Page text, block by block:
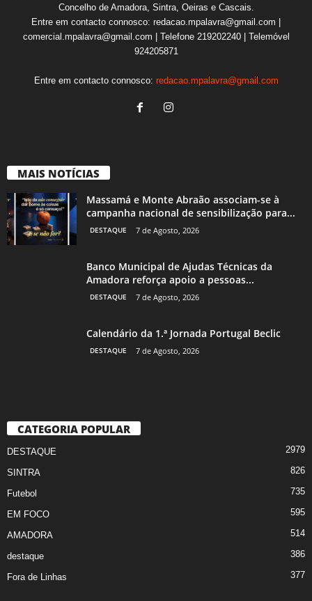
Concelho de Amadora, Sintra, Oeiras e Cascais.
Entre em contacto connosco: redacao.mpalavra@gmail.com |
comercial.mpalavra@gmail.com | Telefone 219202240 | Telemóvel
924205871
Entre em contacto connosco: redacao.mpalavra@gmail.com
MAIS NOTÍCIAS
Massamá e Monte Abraão associam-se à
campanha nacional de sensibilização para...
DESTAQUE 7 de Agosto, 2026
Banco Municipal de Ajudas Técnicas da
Amadora reforça apoio a pessoas...
DESTAQUE 7 de Agosto, 2026
Calendário da 1.ª Jornada Portugal Beclic
DESTAQUE 7 de Agosto, 2026
CATEGORIA POPULAR
DESTAQUE 2979
SINTRA 826
Futebol 735
EM FOCO 595
AMADORA 514
destaque 386
Fora de Linhas 377